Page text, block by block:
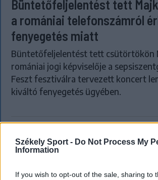
Székely Sport - Do Not Process My
Information
If you wish to opt-out of the sale, sharing to
Büntetőfeljelentést tett
a romániai telefonszámról
fenyegetés miatt
Büntetőfeljelentést tett csütörtökön
romániai jogi képviselője a
Feszt fesztiválra tervezett koncert
kiváltó fenyegetés ügyében.